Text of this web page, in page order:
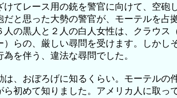
けてレース用の銃を警官に向けて、空砲
だと思った大勢の警官が、モーテルを占
人の黒人と２人の白人女性は、クラウス
）らの、厳しい尋問を受けます。しかし
を伴う、違法な尋問でした。
は、おぼろげに知るくらい。モーテルの
ら初めて知りました。アメリカ人に取っ